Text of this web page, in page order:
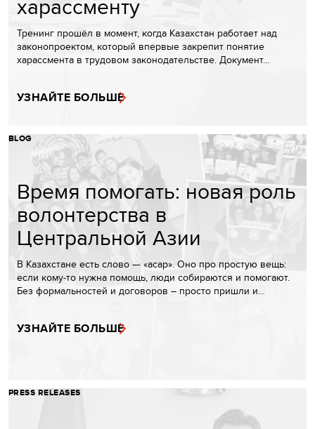
харассменту
Тренинг прошёл в момент, когда Казахстан работает над
законопроектом, который впервые закрепит понятие
харассмента в трудовом законодательстве. Документ…
УЗНАЙТЕ БОЛЬШЕ
BLOG
Время помогать: новая роль
волонтерства в
Центральной Азии
В Казахстане есть слово — «асар». Оно про простую вещь:
если кому-то нужна помощь, люди собираются и помогают.
Без формальностей и договоров – просто пришли и…
УЗНАЙТЕ БОЛЬШЕ
PRESS RELEASES